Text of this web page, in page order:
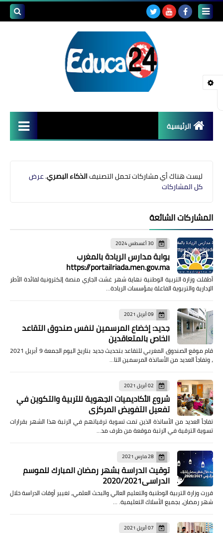
الرئيسية
قضايا تربوية
مواضيع تربوية
وثائق تربوية
‏ليست هناك أي مشاركات تحمل التصنيفالذكاء البصري.عرض
كل المشاركات
المشاركات الشائعة
30 أغسطس 2024
بوابة مدارس الريادة بالمغرب
https://portailriada.men.gov.ma
أطقلت وزارة التربية الوطنية نهاية شهر غشت الجاري منصة إلكترونية لفائدة الأطر
الإدارية والتربوية الفاعلة بمؤسسات الريادة…
09 أبريل 2021
جديد: إخضاع المرسمين لنفس صندوق التقاعد
الخاص بالمتعاقدين
قام موقع الصندوق المغربي للتقاعد بتحديث جديد بتاريخ اليوم الجمعة 9 أبريل 2021
، وتفاجأ العديد من الأساتذة المرسمين التا…
02 أبريل 2021
شروع الأكاديميات الجهوية للتربية والتكوين في
تفعيل التفويض المركزي
تفاجأ العديد من الأساتذة الذين تمت تسوية ترقياتهم في الرتبة هذا الشهر بقرارات
تسوية الترقية في الرتبة موقعة من طرف مد…
28 مارس 2021
توقيت الدراسة بشهر رمضان المبارك للموسم
الدراسي2020/2021
قررت وزارة التربية الوطنية والتعليم العالي والبحث العلمي، تغيير أوقات الدراسة خلال
شهر رمضان، بجميع الأسلاك التعليمية. …
07 أبريل 2021